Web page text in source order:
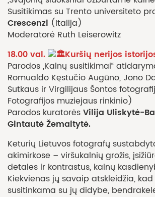
Susitikimas su Trento universiteto
Crescenzi (Italija)
Moderatorė Ruth Leiserowitz
18.00 val. Kuršių nerijos
Parodos „Kalnų susitikimai“
Romualdo Kęstučio Augūno, Jono
Sutkaus ir Virgilijaus Šontos
Fotografijos muziejaus rinkinio)
Parodos kuratorės Vilija Uliskytė-
Gintautė Žemaitytė.
Keturių Lietuvos fotografų
akimirkose – viršukalnių grožis,
detales ir kontrastus, kalnų
Kiekvienas jų savaip atskleidžia,
susitinkama su jų didybe,